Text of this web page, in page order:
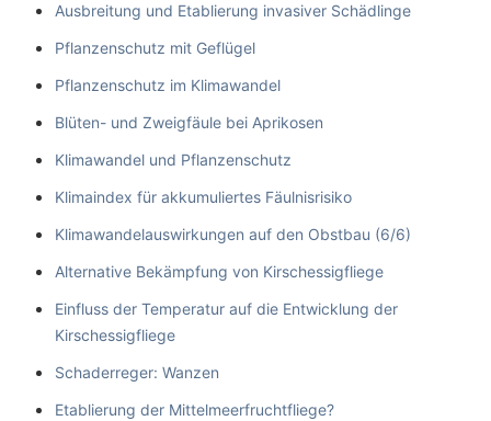
Ausbreitung und Etablierung invasiver Schädlinge
Pflanzenschutz mit Geflügel
Pflanzenschutz im Klimawandel
Blüten- und Zweigfäule bei Aprikosen
Klimawandel und Pflanzenschutz
Klimaindex für akkumuliertes Fäulnisrisiko
Klimawandelauswirkungen auf den Obstbau (6/6)
Alternative Bekämpfung von Kirschessigfliege
Einfluss der Temperatur auf die Entwicklung der
Kirschessigfliege
Schaderreger: Wanzen
Etablierung der Mittelmeerfruchtfliege?